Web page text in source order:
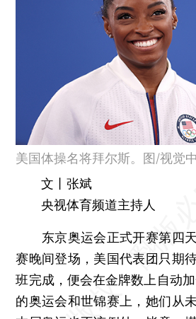
美国体操名将拜尔斯。图/视觉
文丨张斌
央视体育频道主持人
东京奥运会正式开赛第四天
赛晚间登场，美国代表团只期
班完成，便会在金牌数上自动
的奥运会和世锦赛上，她们从